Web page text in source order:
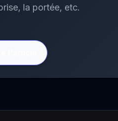
la portée, etc.